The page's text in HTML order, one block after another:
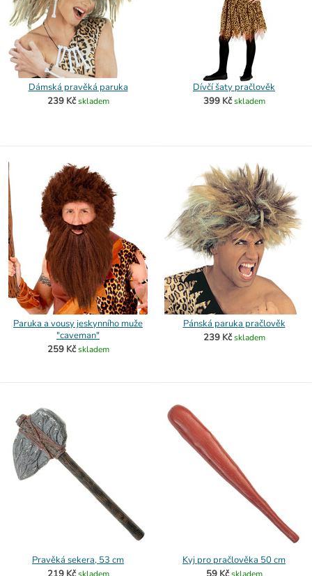
Dámská pravěká paruka
239 Kč skladem
Dívčí šaty pračlověk
399 Kč skladem
Paruka a vousy jeskynního muže
"caveman"
259 Kč skladem
Pánská paruka pračlověk
239 Kč skladem
Pravěká sekera, 53 cm
Kyj pro pračlověka 50 cm